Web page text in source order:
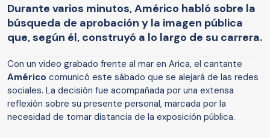
Durante varios minutos, Américo habló sobre la
búsqueda de aprobación y la imagen pública
que, según él, construyó a lo largo de su carrera.
Con un video grabado frente al mar en Arica, el cantante
Américo comunicó este sábado que se alejará de las redes
sociales. La decisión fue acompañada por una extensa
reflexión sobre su presente personal, marcada por la
necesidad de tomar distancia de la exposición pública.